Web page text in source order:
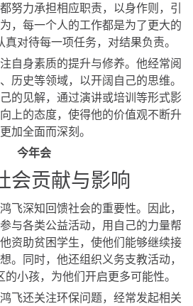
努力承担相应职责，以身作则，引
，每一个人的工作都是为了更大的
对待每一项任务，对结果负责。
自身素质的提升与修养。他经常阅
历史等领域，以开阔自己的思维。
的见解，通过演讲或培训等形式影
上的态度，使得他的价值观不断升
加全面而深刻。
今年会
会贡献与影响
飞深知回馈社会的重要性。因此，
与各类公益活动，用自己的力量帮
资助贫困学生，使他们能够继续接
。同时，他还组织义务支教活动，
小孩，为他们开启更多可能性。
飞还关注环保问题，经常发起相关